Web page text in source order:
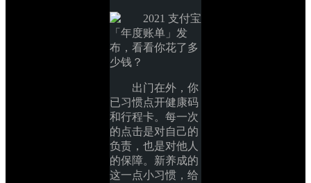
出门在外，你
已习惯点开健康码
和行程卡。每一次
的点击是对自己的
负责，也是对他人
的保障。新养成的
这一点小习惯，给